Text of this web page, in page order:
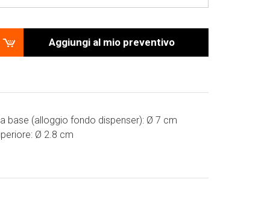
Aggiungi al mio preventivo
base (alloggio fondo dispenser): Ø 7 cm
Ø 2.8 cm